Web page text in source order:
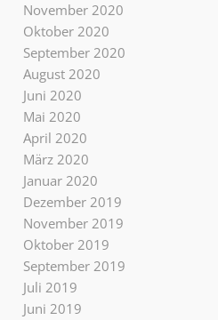
November 2020
Oktober 2020
September 2020
August 2020
Juni 2020
Mai 2020
April 2020
März 2020
Januar 2020
Dezember 2019
November 2019
Oktober 2019
September 2019
Juli 2019
Juni 2019